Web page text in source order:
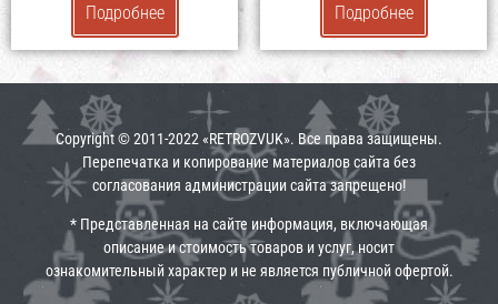
Подробнее Подробнее
Copyright © 2011-2022 «RETROZVUK». Все права защищены.
Перепечатка и копирование материалов сайта без
согласования администрации сайта запрещено!
* Представленная на сайте информация, включающая
описание и стоимость товаров и услуг, носит
ознакомительный характер и не является публичной офертой.